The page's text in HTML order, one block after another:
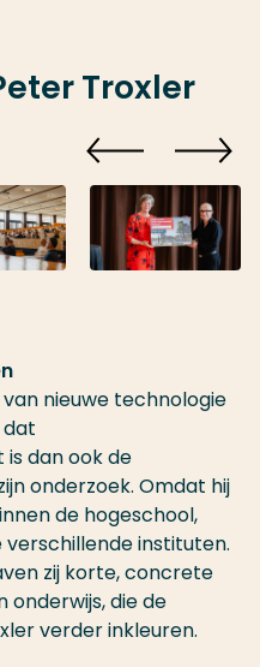
Troxler
nieuwe technologie
dat
is dan ook de
onderzoek. Omdat hij
de hogeschool,
verschillende instituten.
zij korte, concrete
onderwijs, die de
verder inkleuren.